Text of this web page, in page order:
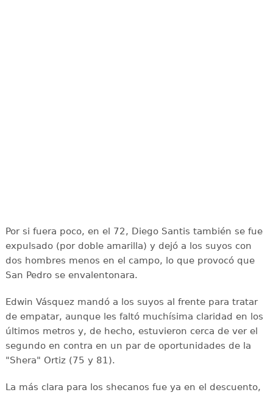
Por si fuera poco, en el 72, Diego Santis también se fue
expulsado (por doble amarilla) y dejó a los suyos con
dos hombres menos en el campo, lo que provocó que
San Pedro se envalentonara.
Edwin Vásquez mandó a los suyos al frente para tratar
de empatar, aunque les faltó muchísima claridad en los
últimos metros y, de hecho, estuvieron cerca de ver el
segundo en contra en un par de oportunidades de la
"Shera" Ortiz (75 y 81).
La más clara para los shecanos fue ya en el descuento,